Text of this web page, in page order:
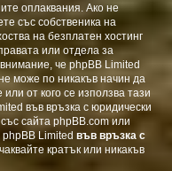
оплаквания. Ако не
със собственика на
на безплатен хостинг
или отдела за
че phpBB Limited
може по никакъв начин да
от кого се използва тази
във връзка с юридически
със сайта phpBB.com или
Limited във връзка с
кратък или никакъв